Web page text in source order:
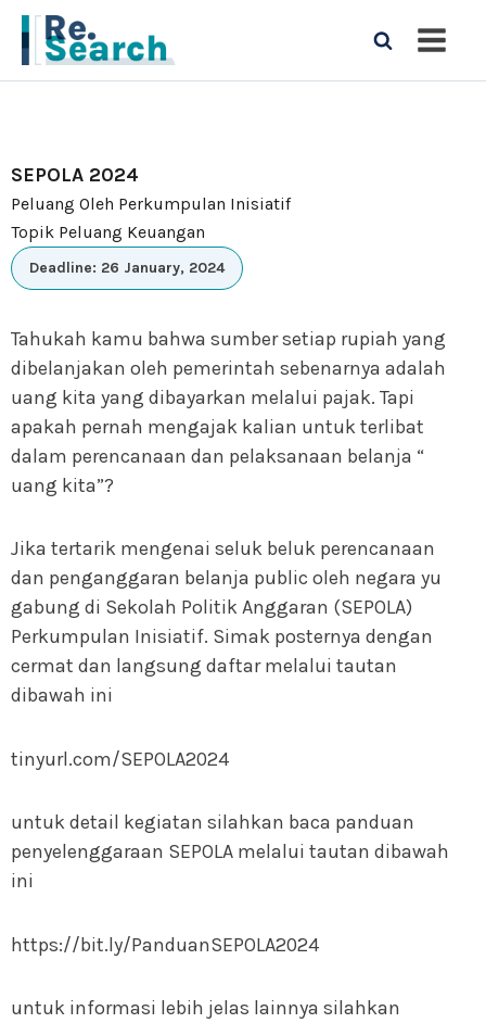
SEPOLA 2024
Peluang Oleh Perkumpulan Inisiatif
Topik Peluang Keuangan
Deadline: 26 January, 2024
Tahukah kamu bahwa sumber setiap rupiah yang
dibelanjakan oleh pemerintah sebenarnya adalah
uang kita yang dibayarkan melalui pajak. Tapi
apakah pernah mengajak kalian untuk terlibat
dalam perencanaan dan pelaksanaan belanja “
uang kita”?
Jika tertarik mengenai seluk beluk perencanaan
dan penganggaran belanja public oleh negara yu
gabung di Sekolah Politik Anggaran (SEPOLA)
Perkumpulan Inisiatif. Simak posternya dengan
cermat dan langsung daftar melalui tautan
dibawah ini
tinyurl.com/SEPOLA2024
untuk detail kegiatan silahkan baca panduan
penyelenggaraan SEPOLA melalui tautan dibawah
ini
https://bit.ly/PanduanSEPOLA2024
untuk informasi lebih jelas lainnya silahkan